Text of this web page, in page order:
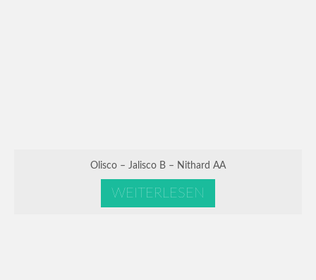
Olisco – Jalisco B – Nithard AA
WEITERLESEN